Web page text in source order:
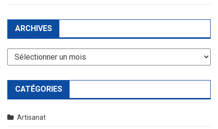
ARCHIVES
Archives
CATÉGORIES
Artisanat